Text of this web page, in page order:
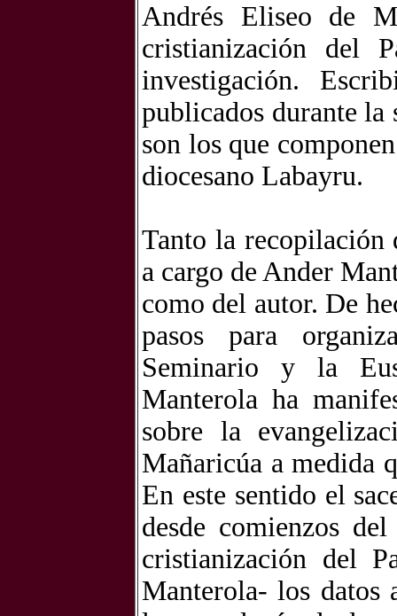
Andrés Eliseo de
cristianización del
investigación.
publicados durante
son los que
diocesano Labayru.
Tanto la recopilación
a cargo de Ander
como del autor. De
pasos para
Seminario y la
Manterola ha
sobre la
Mañaricúa a medida
En este sentido el
desde comienzos
cristianización del
Manterola- los datos